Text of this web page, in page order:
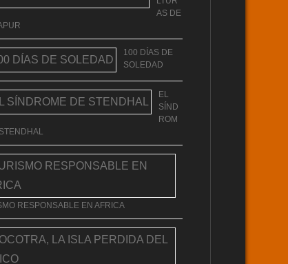
AS DE
100 DÍAS DE
SOLEDAD
EL
SÍND
ROM
RESPONSABLE EN AFRICA